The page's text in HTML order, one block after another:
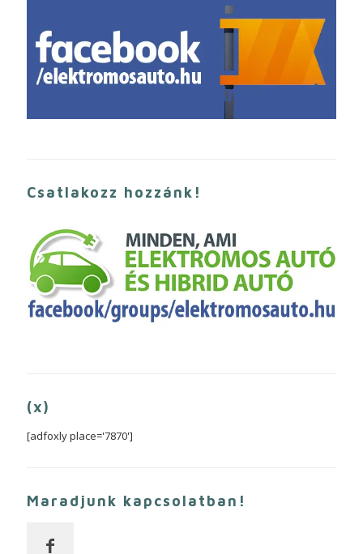
Csatlakozz hozzánk!
(x)
[adfoxly place='7870']
Maradjunk kapcsolatban!